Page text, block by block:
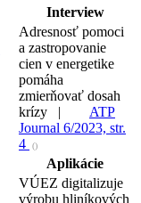
Interview
Adresnosť pomoci
a zastropovanie
cien v energetike
pomáha
zmierňovať dosah
krízy |
ATP
Journal 6/2023, str.
4
()
Aplikácie
VÚEZ digitalizuje
výrobu hliníkových